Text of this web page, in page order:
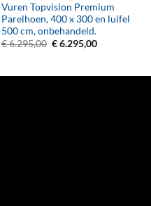
Vuren Topvision Premium
Parelhoen, 400 x 300 en luifel
500 cm, onbehandeld.
€6.295,00 Oorspronkelijke
€6.295,00Huidige